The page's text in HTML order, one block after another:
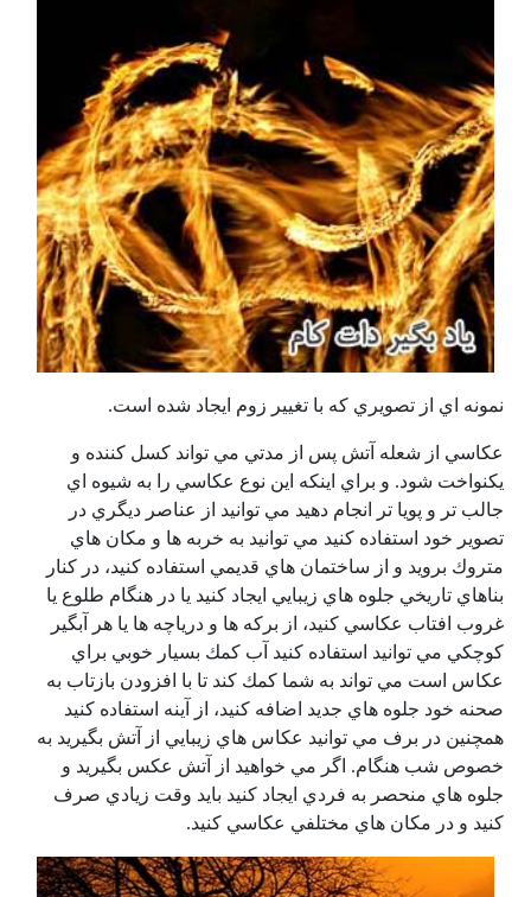
نمونه اي از تصويري كه با تغيير زوم ايجاد شده است.
عكاسي از شعله آتش پس از مدتي مي تواند كسل كننده و
يكنواخت شود. و براي اينكه اين نوع عكاسي را به شيوه اي
جالب تر و پويا تر انجام دهيد مي توانيد از عناصر ديگري در
تصوير خود استفاده كنيد مي توانيد به خربه ها و مكان هاي
متروك برويد و از ساختمان هاي قديمي استفاده كنيد، در كنار
بناهاي تاريخي جلوه هاي زيبايي ايجاد كنيد يا در هنگام طلوع يا
غروب افتاب عكاسي كنيد، از بركه ها و درياچه ها يا هر آبگير
كوچكي مي توانيد استفاده كنيد آب كمك بسيار خوبي براي
عكاس است مي تواند به شما كمك كند تا با افزودن بازتاب به
صحنه خود جلوه هاي جديد اضافه كنيد، از آينه استفاده كنيد
همچنين در برف مي توانيد عكاس هاي زيبايي از آتش بگيريد به
خصوص شب هنگام. اگر مي خواهيد از آتش عكس بگيريد و
جلوه هاي منحصر به فردي ايجاد كنيد بايد وقت زيادي صرف
كنيد و در مكان هاي مختلفي عكاسي كنيد.